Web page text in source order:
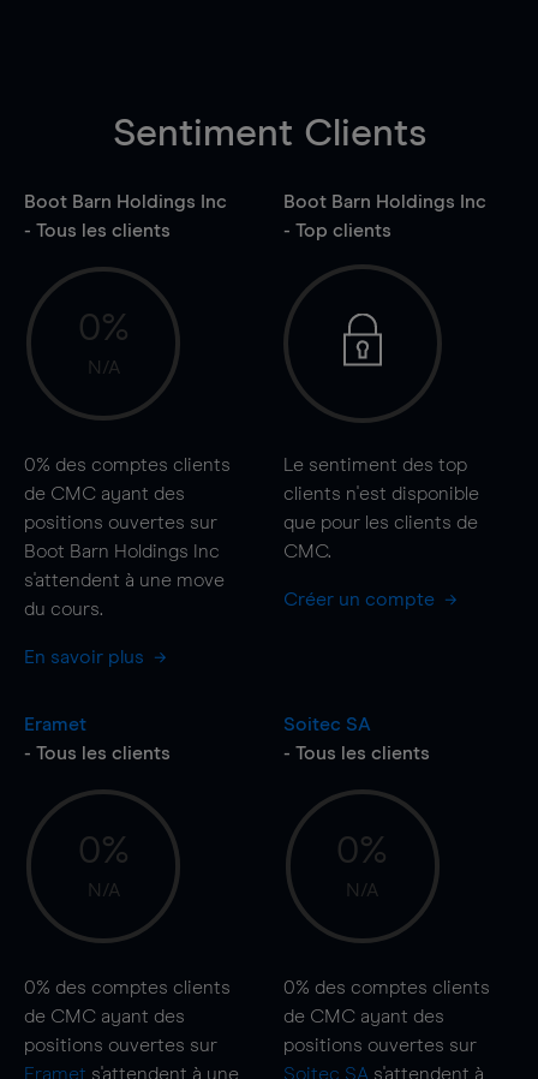
Sentiment Clients
Boot Barn Holdings Inc
- Tous les clients
0%
N/A
0% des comptes clients
de CMC ayant des
positions ouvertes sur
Boot Barn Holdings Inc
s'attendent à une move
du cours.
En savoir plus
Boot Barn Holdings Inc
- Top clients
Le sentiment des top
clients n'est disponible
que pour les clients de
CMC.
Créer un compte
Eramet
- Tous les clients
0%
N/A
0% des comptes clients
de CMC ayant des
positions ouvertes sur
Eramet s'attendent à une
Soitec SA
- Tous les clients
0%
N/A
0% des comptes clients
de CMC ayant des
positions ouvertes sur
Soitec SA s'attendent à